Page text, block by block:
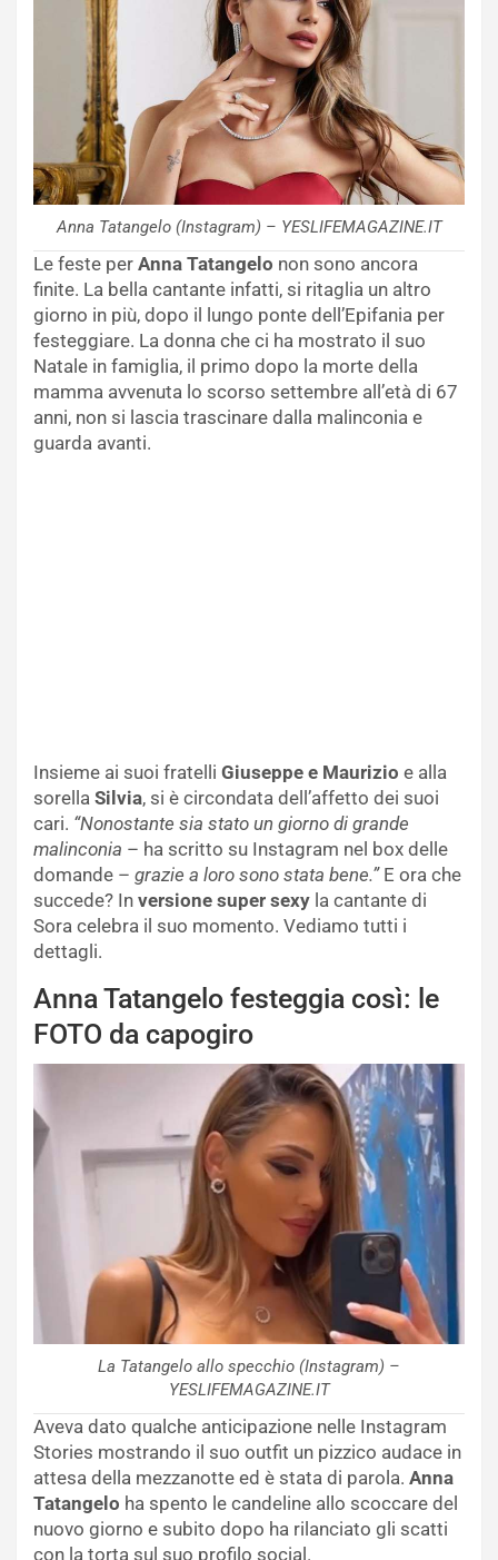
Anna Tatangelo (Instagram) – YESLIFEMAGAZINE.IT
Le feste per Anna Tatangelo non sono ancora
finite. La bella cantante infatti, si ritaglia un altro
giorno in più, dopo il lungo ponte dell’Epifania per
festeggiare. La donna che ci ha mostrato il suo
Natale in famiglia, il primo dopo la morte della
mamma avvenuta lo scorso settembre all’età di 67
anni, non si lascia trascinare dalla malinconia e
guarda avanti.
Insieme ai suoi fratelli Giuseppe e Maurizio e alla
sorella Silvia, si è circondata dell’affetto dei suoi
cari. “Nonostante sia stato un giorno di grande
malinconia – ha scritto su Instagram nel box delle
domande – grazie a loro sono stata bene.”E ora che
succede? In versione super sexy la cantante di
Sora celebra il suo momento. Vediamo tutti i
dettagli.
Anna Tatangelo festeggia così: le
FOTO da capogiro
La Tatangelo allo specchio (Instagram) –
YESLIFEMAGAZINE.IT
Aveva dato qualche anticipazione nelle Instagram
Stories mostrando il suo outfit un pizzico audace in
attesa della mezzanotte ed è stata di parola. Anna
Tatangelo ha spento le candeline allo scoccare del
nuovo giorno e subito dopo ha rilanciato gli scatti
con la torta sul suo profilo social.